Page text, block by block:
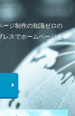
ージ制作の知識ゼロの
レスでホームページを